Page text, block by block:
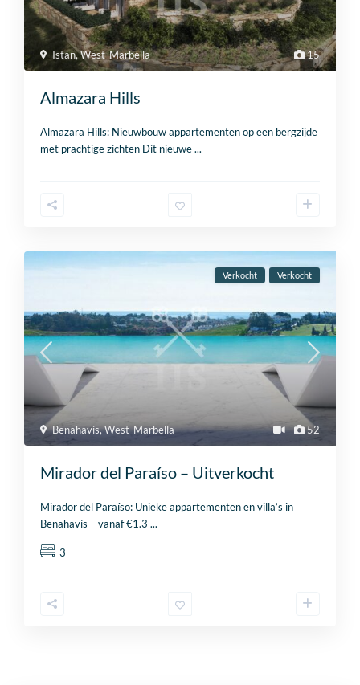
15
Istán,West-Marbella
Almazara Hills
Almazara Hills: Nieuwbouw appartementen op een bergzijde
met prachtige zichten Dit nieuwe...
52
Benahavis,West-Marbella
Verkocht Verkocht
Mirador del Paraíso – Uitverkocht
Mirador del Paraíso: Unieke appartementen en villa’s in
Benahavís – vanaf €1.3...
3